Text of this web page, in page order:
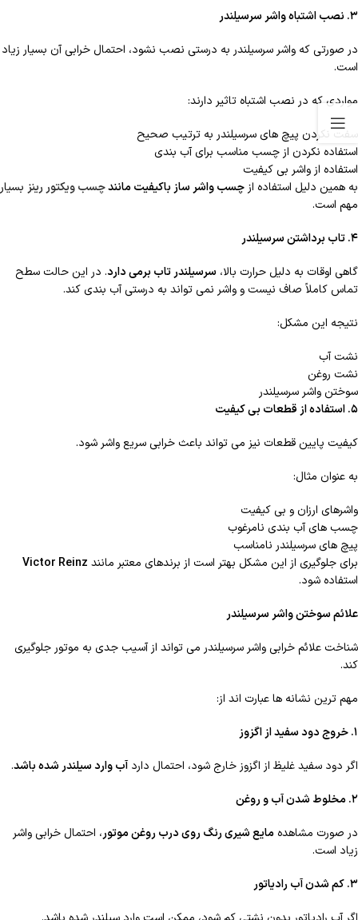
۳. نصب اشتباه واشر سرسیلندر
در صورتی که واشر سرسیلندر به درستی نصب نشود، احتمال خرابی آن بسیار زیاد
است.
مواردی که در نصب اشتباه تاثیر دارند:
سفت نکردن پیچ های سرسیلندر به ترتیب صحیح
استفاده نکردن از چسب مناسب برای آب بندی
استفاده از واشر بی کیفیت
به همین دلیل استفاده از چسب واشر ساز باکیفیت مانندچسب ویکتور رینز بسیار
مهم است.
۴. تاب برداشتن سرسیلندر
گاهی اوقات به دلیل حرارت بالا، سرسیلندر تاب برمی دارد. در این حالت سطح
تماس کاملاً صاف نیست و واشر نمی تواند به درستی آب بندی کند.
نتیجه این مشکل:
نشت آب
نشت روغن
سوختن واشر سرسیلندر
۵. استفاده از قطعات بی کیفیت
کیفیت پایین قطعات نیز می تواند باعث خرابی سریع واشر شود.
به عنوان مثال:
واشرهای ارزان و بی کیفیت
چسب های آب بندی نامرغوب
پیچ های سرسیلندر نامناسب
برای جلوگیری از این مشکل بهتر است از برندهای معتبر مانند Victor Reinz
استفاده شود.
علائم سوختن واشر سرسیلندر
شناخت علائم خرابی واشر سرسیلندر می تواند از آسیب جدی به موتور جلوگیری
کند.
مهم ترین نشانه ها عبارت اند از:
۱. خروج دود سفید از اگزوز
اگر دود سفید غلیظ از اگزوز خارج شود، احتمال دارد آب وارد سیلندر شده باشد.
۲. مخلوط شدن آب و روغن
در صورت مشاهده مایع شیری رنگ روی درب روغن موتور، احتمال خرابی واشر
زیاد است.
۳. کم شدن آب رادیاتور